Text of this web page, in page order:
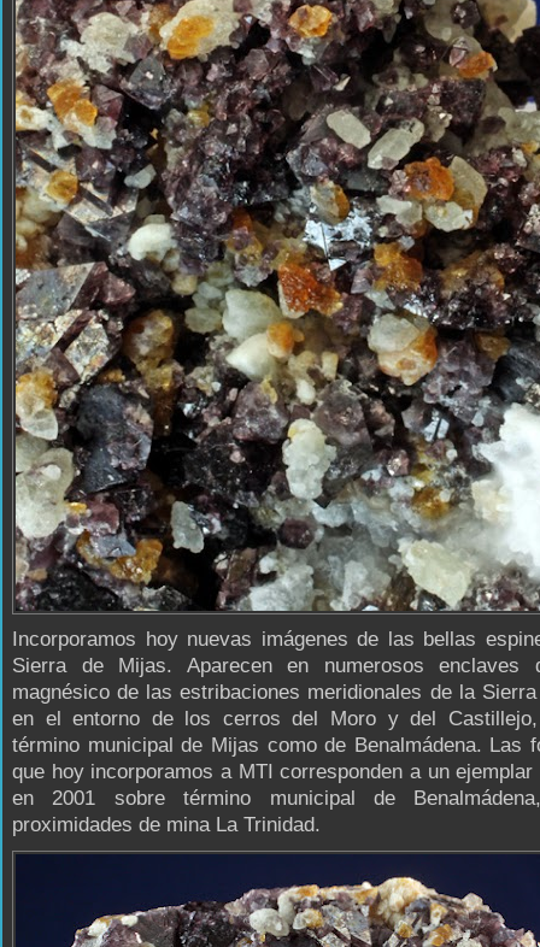
Incorporamos hoy nuevas imágenes de las bellas
Sierra de Mijas. Aparecen en numerosos enclaves
magnésico de las estribaciones meridionales de la
en el entorno de los cerros del Moro y del
término municipal de Mijas como de Benalmádena. Las
que hoy incorporamos a MTI corresponden a un ejemplar
en 2001 sobre término municipal de
proximidades de mina La Trinidad.